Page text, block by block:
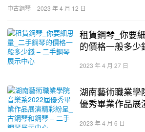
態度，…
中古鋼琴 2023 年 4 月 12 日
租賃鋼琴_你要
的價格一般多少
2023 年 4 月 27 日
湖南藝術職業學
優秀畢業作品展
2023 年 4 月 6 日